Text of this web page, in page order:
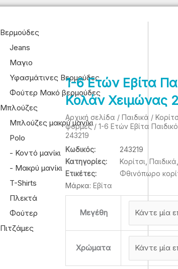
Βερμούδες
Jeans
Μαγιο
Υφασμάτινες Βερμούδες
Φούτερ Μακό βερμούδες
Μπλούζες
Μπλούζες μακρύ μανίκι
Polo
- Κοντό μανίκι
- Μακρύ μανίκι
T-Shirts
Πλεκτά
Φούτερ
Πιτζάμες
1-6 Eτών Εβίτα
Κολάν Χειμώνας
Αρχική σελίδα / Παιδικά /
φόρμες/ 1-6 Eτών Εβίτα
243219
Κωδικός:
243219
Κατηγορίες:
Κορίτσι Παιδικά
Ετικέτες:
Φθινόπωρο
Μάρκα: Eβίτα
Μεγέθη
Χρώματα
Παιδικό